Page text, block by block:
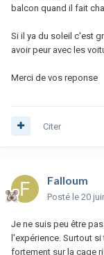
balcon quand il fait
Si il ya du soleil c'est
avoir peur avec les
Merci de vos reponse
Citer
Falloum
Posté le 20
Je ne suis peu être
l'expérience. Surtout
fortement sur la cage